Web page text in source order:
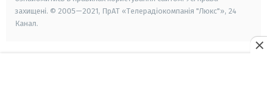
захищені. © 2005—2021, ПрАТ «Телерадіокомпанія "Люкс"», 24
Канал.